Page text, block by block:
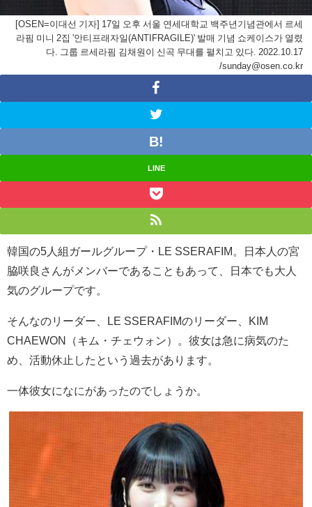
[OSEN=이대선 기자] 17일 오후 서울 연세대학교 백주년기념관에서 르세
라핌 미니 2집 '안티프래자일(ANTIFRAGILE)' 발매 기념 쇼케이스가 열렸
다. 그룹 르세라핌 김채원이 신곡 무대를 펼치고 있다. 2022.10.17
/sunday@osen.co.kr
LINE
韓国の5人組ガールグループ・LE SSERAFIM。日本人の宮
脇咲良さんがメンバーであることもあって、日本でも大人
気のグループです。
そんなのリーダー、LE SSERAFIMのリーダー、KIM
CHAEWON（キム・チェウォン）。彼女は急に病気のた
め、活動休止したという過去があります。
一体彼女になにがあったのでしょうか。